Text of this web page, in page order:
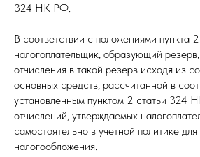
324 НК РФ.
В соответствии с положениями
налогоплательщик, образующий
отчисления в такой резерв исходя из
основных средств, рассчитанной в
установленным пунктом 2 статьи 324
отчислений, утверждаемых
самостоятельно в учетной политике
налогообложения.